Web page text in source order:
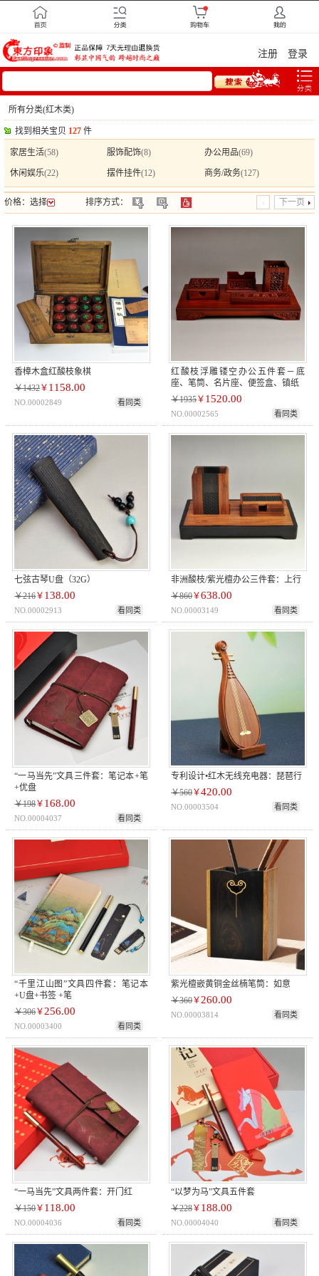
注册 登录
所有分类(红木类)
找到相关宝贝 127 件
家居生活(58) 服饰配饰(8) 办公用品(69)
休闲娱乐(22) 摆件挂件(12) 商务/政务(127)
价格： 选择 排序方式： 下一页
香樟木盒红酸枝象棋
￥1432￥ 1158.00
NO.00002849 看同类
红酸枝浮雕镂空办公五件套－底
座、笔筒、名片座、便签盒、镇纸
￥1935￥ 1520.00
NO.00002565 看同类
七弦古琴U盘（32G）
￥216￥ 138.00
NO.00002913 看同类
非洲酸枝/紫光檀办公三件套：上行
￥860￥638.00
NO.00003149 看同类
“一马当先”文具三件套：笔记本+笔
+优盘
￥198￥ 168.00
NO.00004037 看同类
专利设计•红木无线充电器：琵琶行
￥560￥420.00
NO.00003504 看同类
“千里江山图”文具四件套：笔记本
+U盘+书签 +笔
￥306￥ 256.00
NO.00003400 看同类
紫光檀嵌黄铜金丝楠笔筒：如意
￥360￥ 260.00
NO.00003814 看同类
“一马当先”文具两件套：开门红
￥150￥ 118.00
NO.00004036 看同类
“以梦为马”文具五件套
￥228￥ 188.00
NO.00004040 看同类